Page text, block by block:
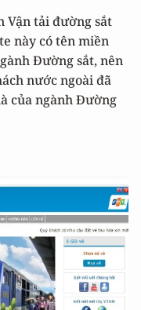
Vận tải đường sắt
này có tên miền
Đường sắt, nên
nước ngoài đã
của ngành Đường